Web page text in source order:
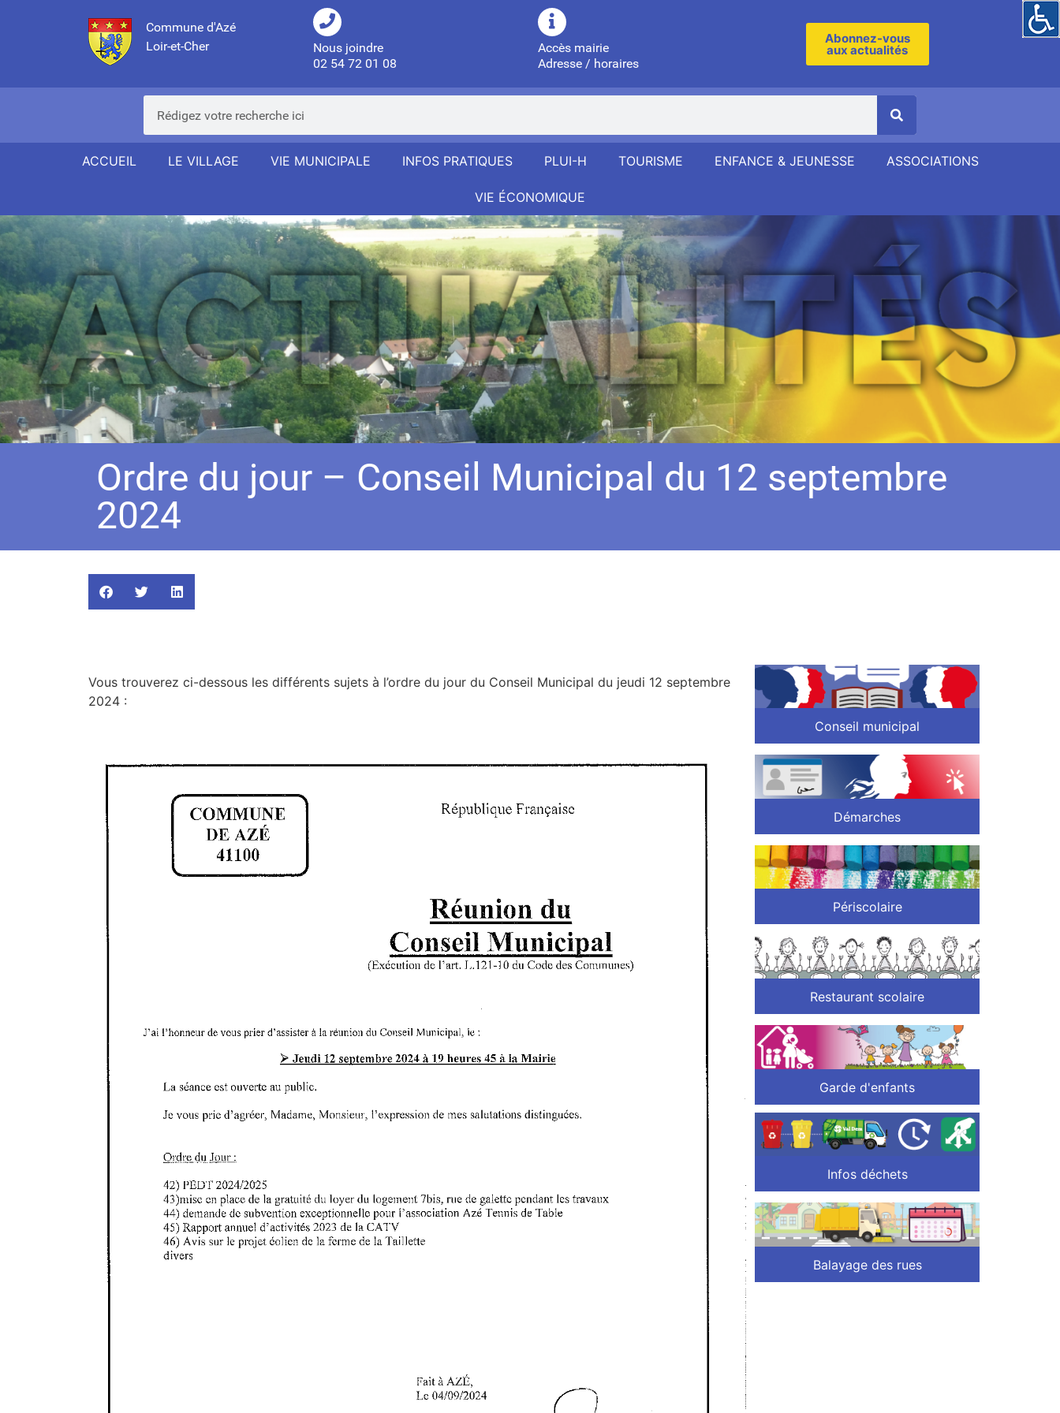
Commune d'Azé
Loir-et-Cher
Nous joindre
02 54 72 01 08
Accès mairie
Adresse / horaires
Abonnez-vous
aux actualités
ACCUEIL LE VILLAGE VIE MUNICIPALE INFOS PRATIQUES PLUI-H TOURISME ENFANCE & JEUNESSE ASSOCIATIONS
VIE ÉCONOMIQUE
Ordre du jour – Conseil Municipal du 12 septembre
2024
Vous trouverez ci-dessous les différents sujets à l’ordre du jour du Conseil Municipal du jeudi 12 septembre
2024 :
Conseil municipal
Démarches
Périscolaire
Restaurant scolaire
Garde d'enfants
Infos déchets
Balayage des rues